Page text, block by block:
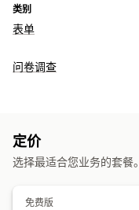
类别
表单
表单类型
自定义
拖放式编辑器 字体和颜色
GDPR 复选框
问卷调查
多页面
定价
选择最适合您业务的套餐。
免费版